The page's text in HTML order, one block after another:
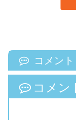
コメント
コメン